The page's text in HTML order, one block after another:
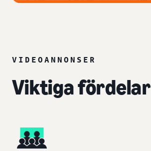
VIDEOANNONSER
Viktiga fördelar